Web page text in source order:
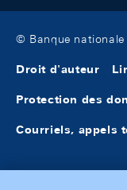
© Banque nationale
Droit d'auteur
Protection des
Courriels, appels